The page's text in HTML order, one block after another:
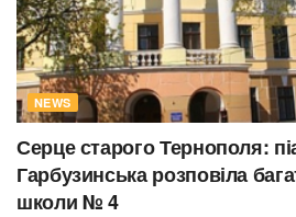
NEWS
Серце старого Тернополя:
Гарбузинська розповіла
школи № 4